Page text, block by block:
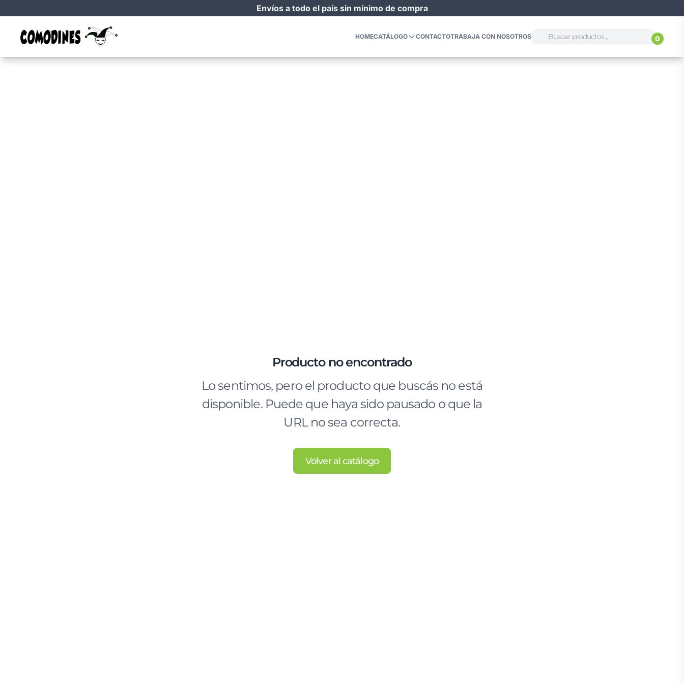
Envíos a todo el país sin mínimo de compra
HOMECATÁLOGO CONTACTOTRABAJA CON NOSOTROS 0
Producto no encontrado
Lo sentimos, pero el producto que buscás no está
disponible. Puede que haya sido pausado o que la
URL no sea correcta.
Volver al catálogo